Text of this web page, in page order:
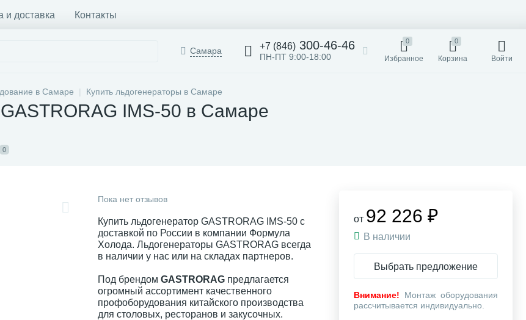
и доставка Контакты
Самара +7 (846) 300-46-46
ПН-ПТ 9:00-18:00
0
Избранное
0
Корзина Войти
в Самаре Купить льдогенераторы в Самаре
IMS-50 в Самаре
0
Пока нет отзывов
Купить льдогенератор GASTRORAG IMS-50 с
доставкой по России в компании Формула
Холода. Льдогенераторы GASTRORAG всегда
в наличии у нас или на складах партнеров.
Под брендом GASTRORAG предлагается
огромный ассортимент качественного
профоборудования китайского производства
для столовых, ресторанов и закусочных.
от 92 226 ₽
В наличии
Выбрать предложение
Внимание! Монтаж оборудования
рассчитывается индивидуально.